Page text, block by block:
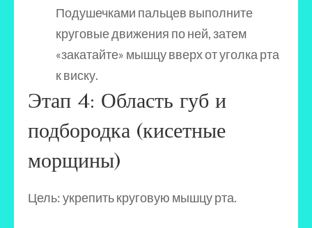
Подушечками пальцев выполните
круговые движения по ней, затем
«закатайте» мышцу вверх от уголка рта
к виску.
Этап 4: Область губ и
подбородка (кисетные
морщины)
Цель: укрепить круговую мышцу рта.